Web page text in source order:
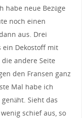
habe neue Bezüge
noch einen
aus. Drei
ein Dekostoff mit
andere Seite
den Fransen ganz
Mal habe ich
Sieht das
schief aus, so